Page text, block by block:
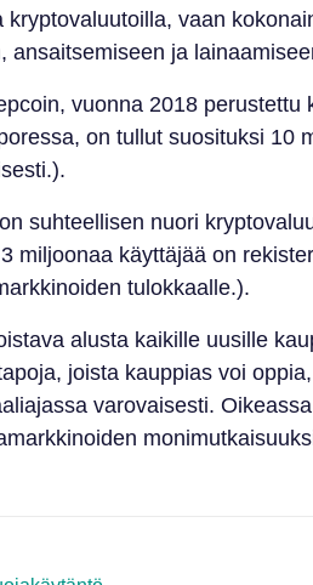
kryptovaluutoilla, vaan
ansaitsemiseen ja
vuonna 2018
on tullut suosituksi 10
suhteellisen nuori
miljoonaa käyttäjää on
tulokkaalle.).
alusta kaikille uusille
joista kauppias voi
varovaisesti.